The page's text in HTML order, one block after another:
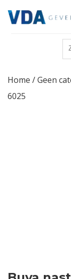
Reparatie
Home /Geen
6025